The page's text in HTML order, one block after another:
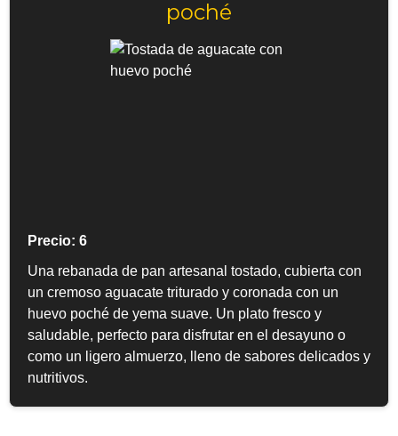
poché
Precio: 6
Una rebanada de pan artesanal tostado, cubierta con
un cremoso aguacate triturado y coronada con un
huevo poché de yema suave. Un plato fresco y
saludable, perfecto para disfrutar en el desayuno o
como un ligero almuerzo, lleno de sabores delicados y
nutritivos.